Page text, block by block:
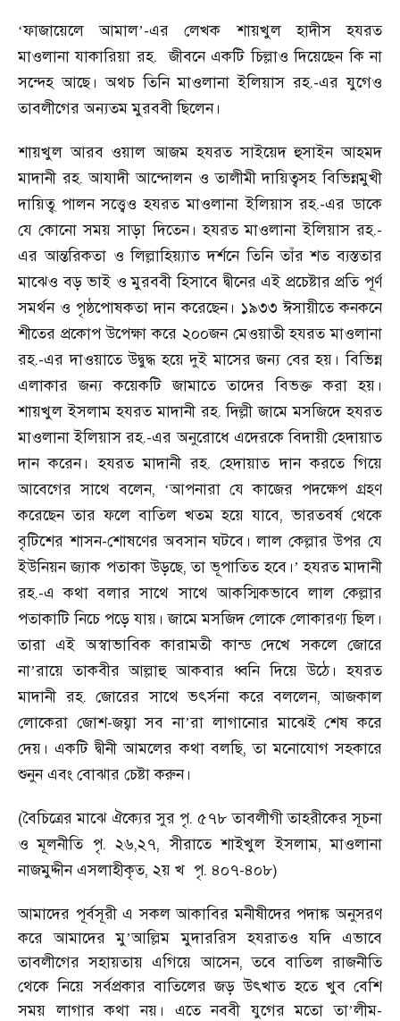
‘ফাজায়েলে আমাল’-এর লেখক শায়খুল হাদীস হযরত
মাওলানা যাকারিয়া রহ. জীবনে একটি চিল্লাও দিয়েছেন কি না
সন্দেহ আছে। অথচ তিনি মাওলানা ইলিয়াস রহ.-এর যুগেও
তাবলীগের অন্যতম মুরববী ছিলেন।
শায়খুল আরব ওয়াল আজম হযরত সাইয়েদ হুসাইন আহমদ
মাদানী রহ. আযাদী আন্দোলন ও তালীমী দায়িত্বসহ বিভিন্নমুখী
দায়িত্ব্ পালন সত্ত্বেও হযরত মাওলানা ইলিয়াস রহ.-এর ডাকে
যে কোনো সময় সাড়া দিতেন। হযরত মাওলানা ইলিয়াস রহ.-
এর আন্তরিকতা ও লিল্লাহিয়্যাত দর্শনে তিনি তাঁর শত ব্যস্ততার
মাঝেও বড় ভাই ও মুরববী হিসাবে দ্বীনের এই প্রচেষ্টার প্রতি পূর্ণ
সমর্থন ও পৃষ্ঠপোষকতা দান করেছেন। ১৯৩৩ ঈসায়ীতে কনকনে
শীতের প্রকোপ উপেক্ষা করে ২০০জন মেওয়াতী হযরত মাওলানা
রহ.-এর দাওয়াতে উদ্বুদ্ধ হয়ে দুই মাসের জন্য বের হয়। বিভিন্ন
এলাকার জন্য কয়েকটি জামাতে তাদের বিভক্ত করা হয়।
শায়খুল ইসলাম হযরত মাদানী রহ. দিল্লী জামে মসজিদে হযরত
মাওলানা ইলিয়াস রহ.-এর অনুরোধে এদেরকে বিদায়ী হেদায়াত
দান করেন। হযরত মাদানী রহ. হেদায়াত দান করতে গিয়ে
আবেগের সাথে বলেন,
‘আপনারা যে কাজের পদক্ষেপ গ্রহণ
করেছেন তার ফলে বাতিল খতম হয়ে যাবে, ভারতবর্ষ থেকে
বৃটিশের শাসন-শোষণের অবসান ঘটবে। লাল কেল্লার উপর যে
ইউনিয়ন জ্যাক পতাকা উড়ছে, তা ভূপাতিত হবে।’ হযরত মাদানী
রহ.-এ কথা বলার সাথে সাথে আকস্মিকভাবে লাল কেল্লার
পতাকাটি নিচে পড়ে যায়। জামে মসজিদ লোকে লোকারণ্য ছিল।
তারা এই অস্বাভাবিক কারামতী কান্ড দেখে সকলে জোরে
না’রায়ে তাকবীর আল্লাহু আকবার ধ্বনি দিয়ে উঠে। হযরত
মাদানী রহ. জোরের সাথে ভৎর্সনা করে বললেন, আজকাল
লোকেরা জোশ-জয্বা সব না’রা লাগানোর মাঝেই শেষ করে
দেয়। একটি দ্বীনী আমলের কথা বলছি, তা মনোযোগ সহকারে
শুনুন এবং বোঝার চেষ্টা করুন।
(বৈচিত্রের মাঝে ঐক্যের সুর পৃ. ৫৭৮ তাবলীগী তাহরীকের সূচনা
ও মূলনীতি পৃ. ২৬,২৭, সীরাতে শাইখুল ইসলাম, মাওলানা
নাজমুদ্দীন এসলাহীকৃত, ২য় খ পৃ. ৪০৭-৪০৮)
আমাদের পূর্বসূরী এ সকল আকাবির মনীষীদের পদাঙ্ক অনুসরণ
করে আমাদের মু’আল্লিম মুদাররিস হযরাতও যদি এভাবে
তাবলীগের সহায়তায় এগিয়ে আসেন, তবে বাতিল রাজনীতি
থেকে নিয়ে সর্বপ্রকার বাতিলের জড় উৎখাত হতে খুব বেশি
সময় লাগার কথা নয়। এতে নববী যুগের মতো তা’লীম-